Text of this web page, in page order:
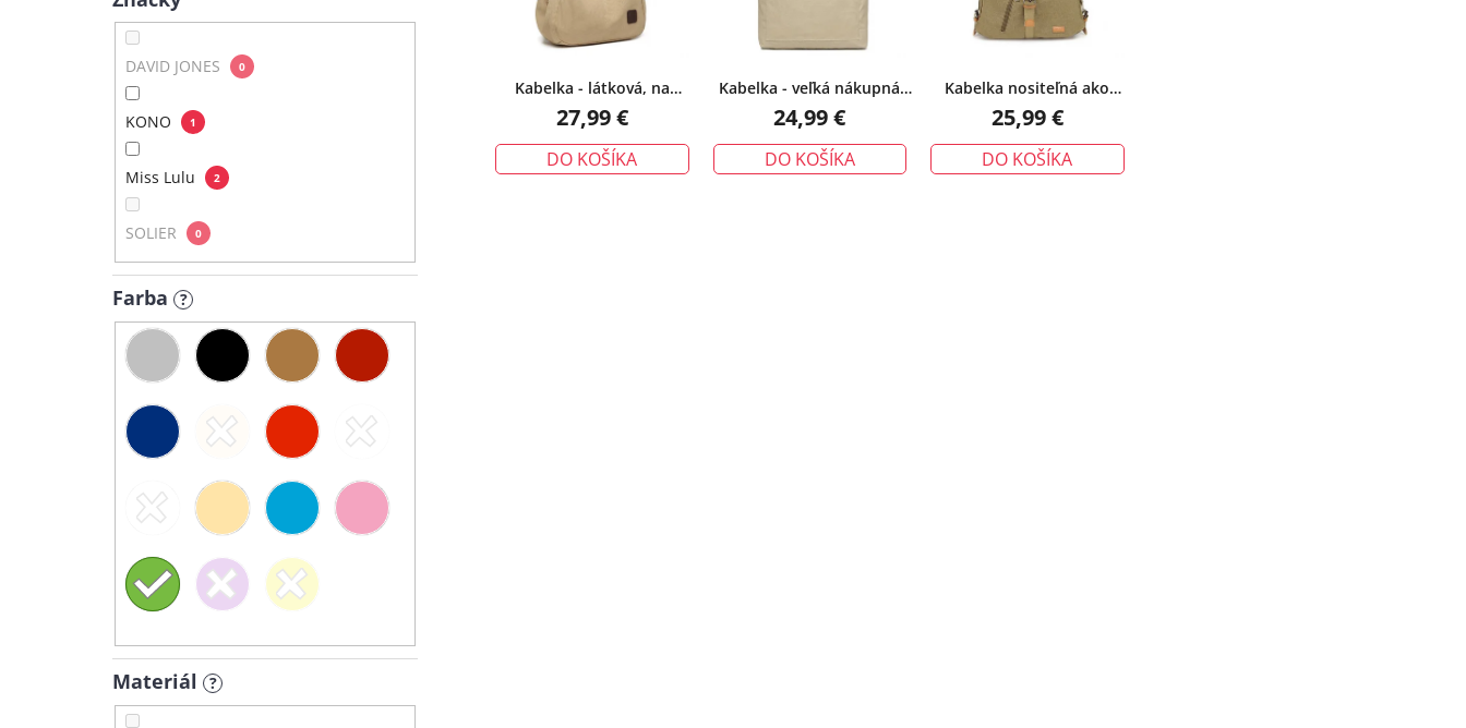
DAVID JONES 0
KONO 1
Miss Lulu 2
SOLIER 0
Farba ?
Materiál ?
d
u
k
t
o
Kabelka - látková, na
rameno s trojitým vnútrom,
khaki
27,99 €
DO KOŠÍKA
Kabelka - veľká nákupná
taška, látková, khaki
24,99 €
DO KOŠÍKA
Kabelka nositeľná ako
batoh, veľká, látková, khaki
25,99 €
DO KOŠÍKA